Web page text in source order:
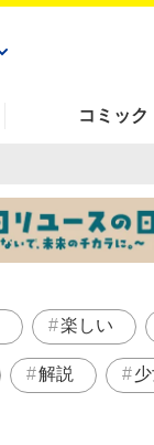
コミック
楽しい
解説